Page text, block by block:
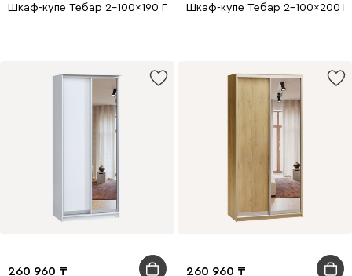
Шкаф-купе Тебар 2-100x190 Графитовый 1 зеркало
Шкаф-купе Тебар 2-100x200
260 960 260 960